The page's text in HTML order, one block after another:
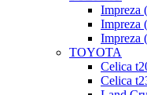
Impreza
Impreza
Impreza
TOYOTA
Celica
Celica